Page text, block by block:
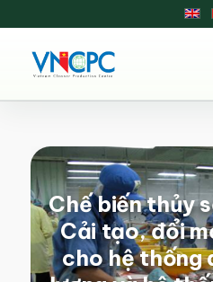
Chế biến thủy
Cải tạo, đổi
cho hệ thống